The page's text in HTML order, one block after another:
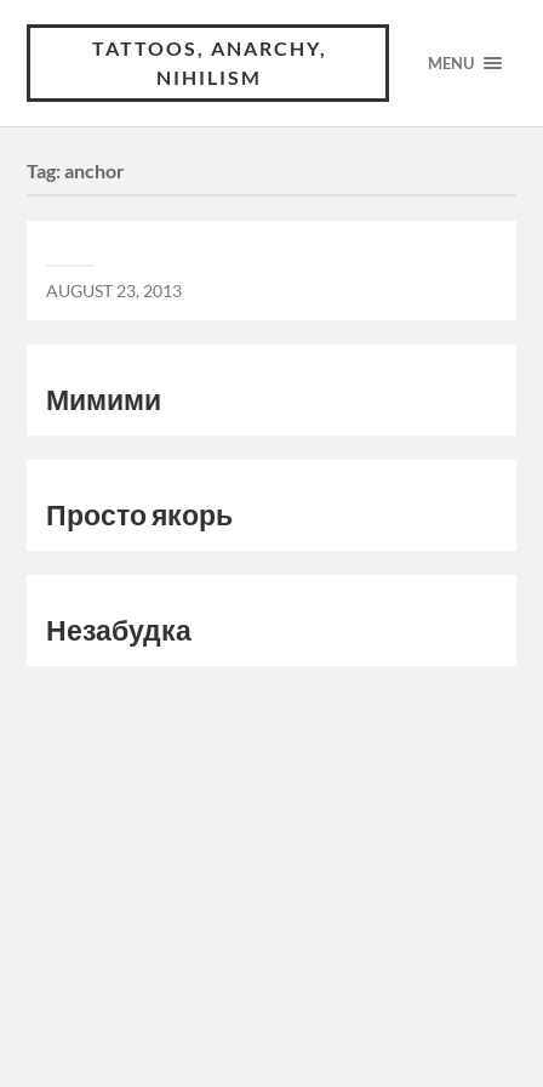
TATTOOS, ANARCHY,
NIHILISM
MENU
Tag:anchor
AUGUST 23, 2013
Мимими
Просто якорь
Незабудка